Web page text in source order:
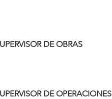
DE OBRAS
DE OPERACIONES